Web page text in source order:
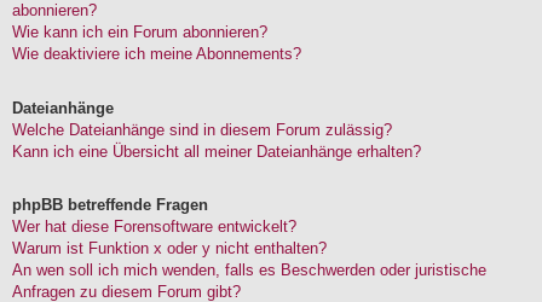
abonnieren?
Wie kann ich ein Forum abonnieren?
Wie deaktiviere ich meine Abonnements?
Dateianhänge
Welche Dateianhänge sind in diesem Forum zulässig?
Kann ich eine Übersicht all meiner Dateianhänge erhalten?
phpBB betreffende Fragen
Wer hat diese Forensoftware entwickelt?
Warum ist Funktion x oder y nicht enthalten?
An wen soll ich mich wenden, falls es Beschwerden oder juristische
Anfragen zu diesem Forum gibt?